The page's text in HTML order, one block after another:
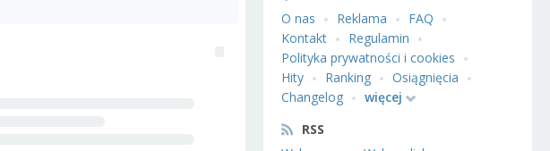
O nas
Reklama
FAQ
Kontakt
Regulamin
Polityka prywatności i cookies
Hity
Ranking
Osiągnięcia
Changelog
więcej
RSS